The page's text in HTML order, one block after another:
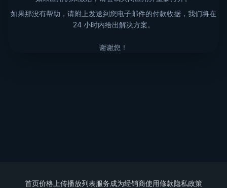
如果那没有帮助，请附上发送到您电子邮件的付款收据，我们将在
24 小时内给出解决方案。
谢谢您！
首页价格 上传播放列表服务成为经销商使用條款隐私政策